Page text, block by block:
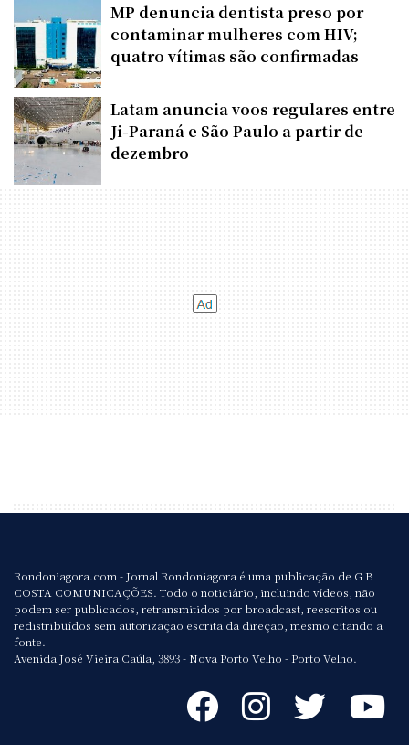
MP denuncia dentista preso por
contaminar mulheres com HIV;
quatro vítimas são confirmadas
Latam anuncia voos regulares entre
Ji-Paraná e São Paulo a partir de
dezembro
Rondoniagora.com - Jornal Rondoniagora é uma publicação de G B
COSTA COMUNICAÇÕES. Todo o noticiário, incluindo vídeos, não
podem ser publicados, retransmitidos por broadcast, reescritos ou
redistribuídos sem autorização escrita da direção, mesmo citando a
fonte.
Avenida José Vieira Caúla, 3893 - Nova Porto Velho - Porto Velho.